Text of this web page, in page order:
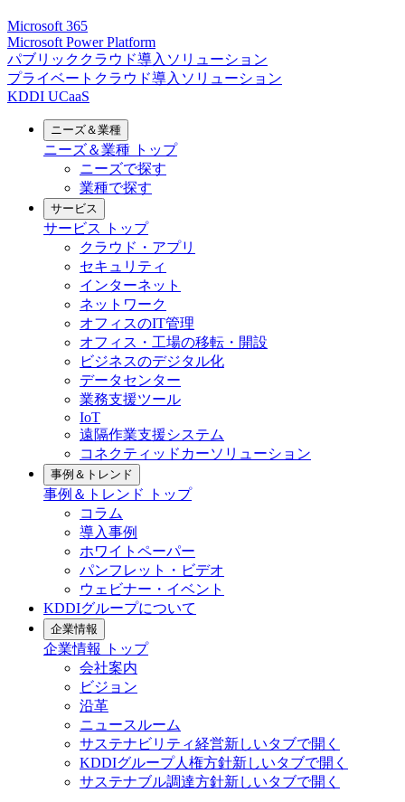
Microsoft 365
Microsoft Power Platform
パブリッククラウド導入ソリューション
プライベートクラウド導入ソリューション
KDDI UCaaS
ニーズ＆業種
ニーズ＆業種 トップ
ニーズで探す
業種で探す
サービス
サービス
トップ
クラウド・アプリ
セキュリティ
インターネット
ネットワーク
オフィスのIT管理
オフィス・工場の移転・開設
ビジネスのデジタル化
データセンター
業務支援ツール
IoT
遠隔作業支援システム
コネクティッドカーソリューション
事例＆トレンド
事例＆トレンド
トップ
コラム
導入事例
ホワイトペーパー
パンフレット・ビデオ
ウェビナー・イベント
KDDIグループについて
企業情報
企業情報
トップ
会社案内
ビジョン
沿革
ニュースルーム
サステナビリティ経営新しいタブで開く
KDDIグループ人権方針新しいタブで開く
サステナブル調達方針新しいタブで開く